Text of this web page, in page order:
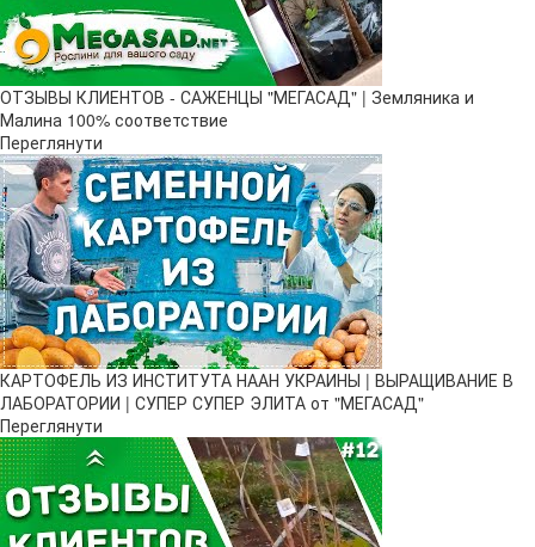
ОТЗЫВЫ КЛИЕНТОВ - САЖЕНЦЫ "МЕГАСАД" | Земляника и
Малина 100% соответствие
Переглянути
КАРТОФЕЛЬ ИЗ ИНСТИТУТА НААН УКРАИНЫ | ВЫРАЩИВАНИЕ В
ЛАБОРАТОРИИ | СУПЕР СУПЕР ЭЛИТА от "МЕГАСАД"
Переглянути